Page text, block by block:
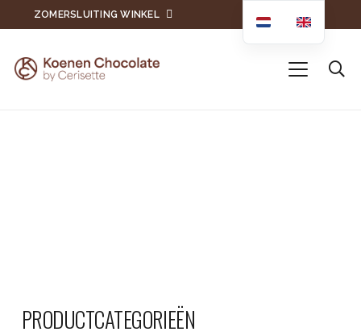
ZOMERSLUITING WINKEL
PRODUCTCATEGORIEËN